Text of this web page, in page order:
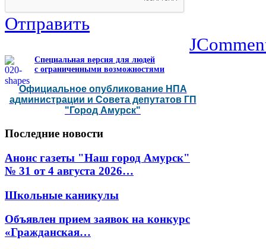
Отправить
Специальная версия для людей
с ограниченными возможностями
Официальное опубликование НПА
администрации и Совета депутатов ГП
"Город Амурск"
Последние новости
Анонс газеты "Наш город Амурск"
№ 31 от 4 августа 2026…
Школьные каникулы
Объявлен прием заявок на конкурс
«Гражданская…